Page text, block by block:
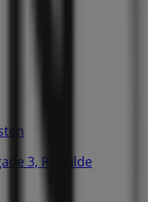
3, Roskilde